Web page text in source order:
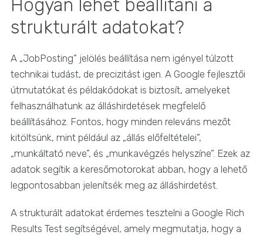
Hogyan lehet beállítani a
strukturált adatokat?
A „JobPosting” jelölés beállítása nem igényel túlzott
technikai tudást, de precizitást igen. A Google fejlesztői
útmutatókat és példakódokat is biztosít, amelyeket
felhasználhatunk az álláshirdetések megfelelő
beállításához. Fontos, hogy minden releváns mezőt
kitöltsünk, mint például az „állás előfeltételei”,
„munkáltató neve”, és „munkavégzés helyszíne”. Ezek az
adatok segítik a keresőmotorokat abban, hogy a lehető
legpontosabban jelenítsék meg az álláshirdetést.
A strukturált adatokat érdemes tesztelni a Google Rich
Results Test segítségével, amely megmutatja, hogy a